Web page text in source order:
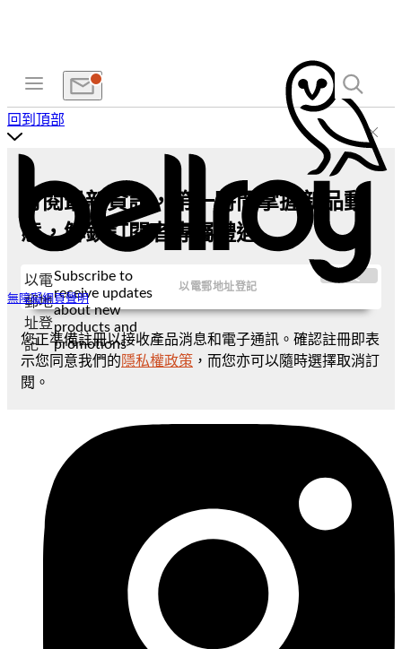
無障礙網頁聲明
回到頂部
訂閱最新資訊，第一時間掌握新品動
態，解鎖訂閱者專屬禮遇
以電
郵地
址登
記
Subscribe to
receive updates
about new
products and
promotions
提交
您正準備註冊以接收產品消息和電子通訊。確認註冊即表
示您同意我們的 隱私權政策 ，而您亦可以隨時選擇取消訂
閱。